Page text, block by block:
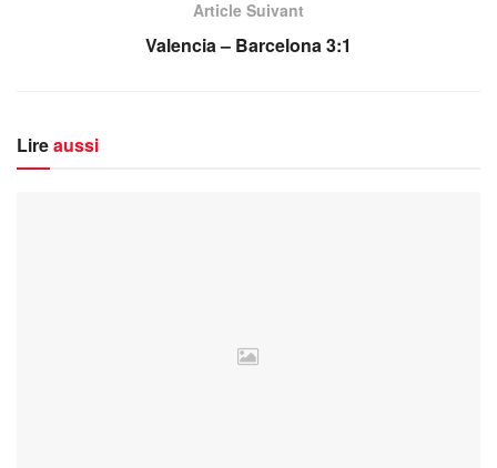
Article Suivant
Valencia – Barcelona 3:1
Lireaussi